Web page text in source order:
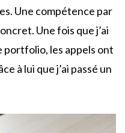
Une compétence par
Une fois que j’ai
portfolio, les appels ont
à lui que j’ai passé un